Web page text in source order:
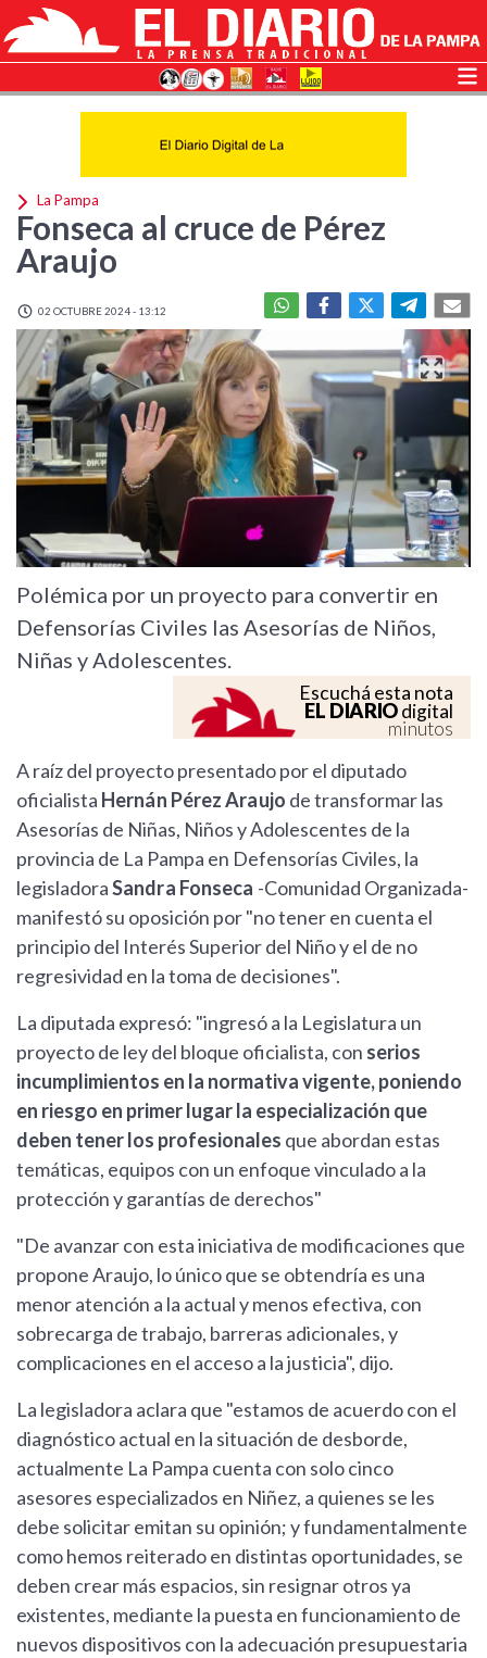
La Pampa
Fonseca al cruce de Pérez
Araujo
02 OCTUBRE 2024 - 13:12
Polémica por un proyecto para convertir en
Defensorías Civiles las Asesorías de Niños,
Niñas y Adolescentes.
Escuchá esta nota
EL DIARIOdigital
minutos
A raíz del proyecto presentado por el diputado
oficialista Hernán Pérez Araujo de transformar las
Asesorías de Niñas, Niños y Adolescentes de la
provincia de La Pampa en Defensorías Civiles, la
legisladoraSandra Fonseca -Comunidad Organizada-
manifestó su oposición por "no tener en cuenta el
principio del Interés Superior del Niño y el de no
regresividad en la toma de decisiones".
La diputada expresó: "ingresó a la Legislatura un
proyecto de ley del bloque oficialista, con serios
incumplimientos en la normativa vigente, poniendo
en riesgo en primer lugar la especialización que
deben tener los profesionales que abordan estas
temáticas, equipos con un enfoque vinculado a la
protección y garantías de derechos"
"De avanzar con esta iniciativa de modificaciones que
propone Araujo, lo único que se obtendría es una
menor atención a la actual y menos efectiva, con
sobrecarga de trabajo, barreras adicionales, y
complicaciones en el acceso a la justicia", dijo.
La legisladora aclara que "estamos de acuerdo con el
diagnóstico actual en la situación de desborde,
actualmente La Pampa cuenta con solo cinco
asesores especializados en Niñez, a quienes se les
debe solicitar emitan su opinión; y fundamentalmente
como hemos reiterado en distintas oportunidades, se
deben crear más espacios, sin resignar otros ya
existentes, mediante la puesta en funcionamiento de
nuevos dispositivos con la adecuación presupuestaria